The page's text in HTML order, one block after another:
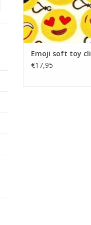
Emoji soft toy
€17,95